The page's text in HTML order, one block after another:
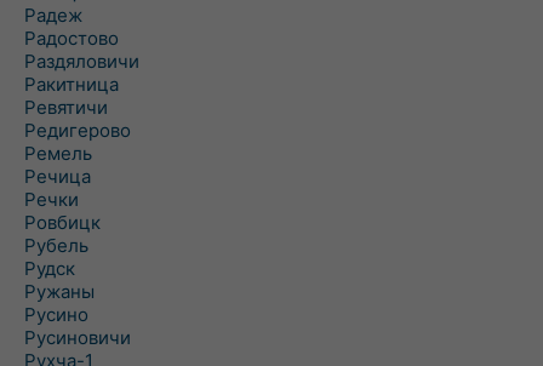
Радеж
Радостово
Раздяловичи
Ракитница
Ревятичи
Редигерово
Ремель
Речица
Речки
Ровбицк
Рубель
Рудск
Ружаны
Русино
Русиновичи
Рухча-1